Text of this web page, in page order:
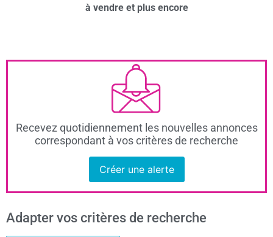
à vendre et plus encore
Recevez quotidiennement les nouvelles annonces
correspondant à vos critères de recherche
Créer une alerte
Adapter vos critères de recherche